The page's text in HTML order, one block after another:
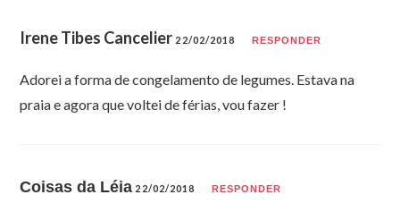
Irene Tibes Cancelier 22/02/2018 RESPONDER
Adorei a forma de congelamento de legumes. Estava na
praia e agora que voltei de férias, vou fazer !
Coisas da Léia 22/02/2018 RESPONDER